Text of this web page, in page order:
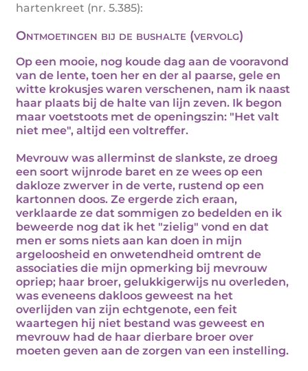
hartenkreet (nr. 5.385):
Ontmoetingen bij de bushalte (vervolg)
Op een mooie, nog koude dag aan de vooravond
van de lente, toen her en der al paarse, gele en
witte krokusjes waren verschenen, nam ik naast
haar plaats bij de halte van lijn zeven. Ik begon
maar voetstoots met de openingszin: "Het valt
niet mee", altijd een voltreffer.
Mevrouw was allerminst de slankste, ze droeg
een soort wijnrode baret en ze wees op een
dakloze zwerver in de verte, rustend op een
kartonnen doos. Ze ergerde zich eraan,
verklaarde ze dat sommigen zo bedelden en ik
beweerde nog dat ik het "zielig" vond en dat
men er soms niets aan kan doen in mijn
argeloosheid en onwetendheid omtrent de
associaties die mijn opmerking bij mevrouw
opriep; haar broer, gelukkigerwijs nu overleden,
was eveneens dakloos geweest na het
overlijden van zijn echtgenote, een feit
waartegen hij niet bestand was geweest en
mevrouw had de haar dierbare broer over
moeten geven aan de zorgen van een instelling.